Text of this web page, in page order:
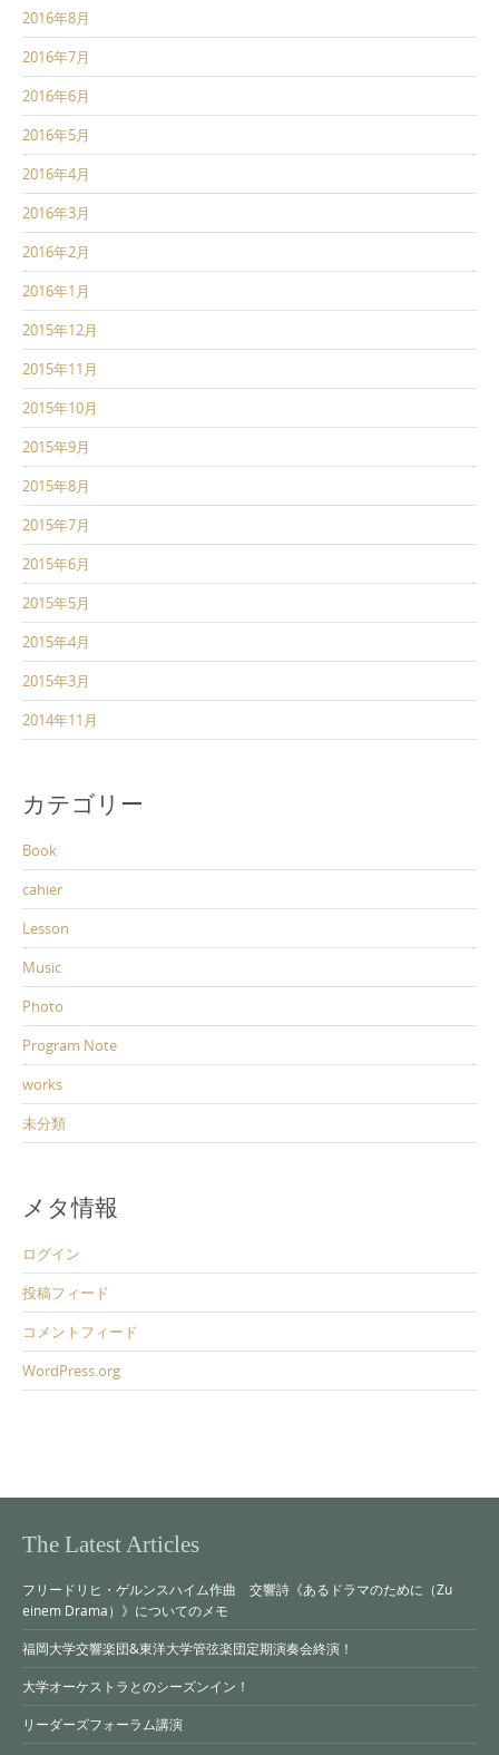
2016年8月
2016年7月
2016年6月
2016年5月
2016年4月
2016年3月
2016年2月
2016年1月
2015年12月
2015年11月
2015年10月
2015年9月
2015年8月
2015年7月
2015年6月
2015年5月
2015年4月
2015年3月
2014年11月
カテゴリー
Book
cahier
Lesson
Music
Photo
Program Note
works
未分類
メタ情報
ログイン
投稿フィード
コメントフィード
WordPress.org
The Latest Articles
フリードリヒ・ゲルンスハイム作曲 交響詩《あるドラマのために（Zu
einem Drama）》についてのメモ
福岡大学交響楽団&東洋大学管弦楽団定期演奏会終演！
大学オーケストラとのシーズンイン！
リーダーズフォーラム講演